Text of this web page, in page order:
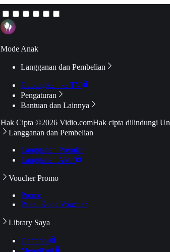
Mode Anak
Langganan dan Pembelian
Hubungkan ke TV
Pengaturan
Bantuan dan Lainnya
Hak Cipta ©2026 Vidio.comHak cipta dilindungi
Langganan dan Pembelian
Langganan Premier
Langganan Aktif
Voucher Promo
Promo
Pakai Kode Voucher
Library Saya
Daftarku